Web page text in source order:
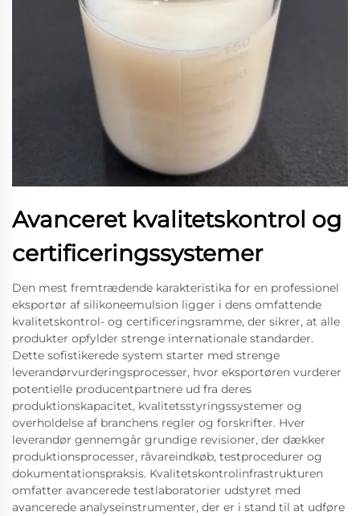
Avanceret kvalitetskontrol og
certificeringssystemer
Den mest fremtrædende karakteristika for en professionel
eksportør af silikoneemulsion ligger i dens omfattende
kvalitetskontrol- og certificeringsramme, der sikrer, at alle
produkter opfylder strenge internationale standarder.
Dette sofistikerede system starter med strenge
leverandørvurderingsprocesser, hvor eksportøren vurderer
potentielle producentpartnere ud fra deres
produktionskapacitet, kvalitetsstyringssystemer og
overholdelse af branchens regler og forskrifter. Hver
leverandør gennemgår grundige revisioner, der dækker
produktionsprocesser, råvareindkøb, testprocedurer og
dokumentationspraksis. Kvalitetskontrolinfrastrukturen
omfatter avancerede testlaboratorier udstyret med
avancerede analyseinstrumenter, der er i stand til at udføre